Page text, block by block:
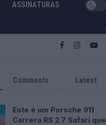
ASSINATURAS
Comments Latest
Este é um Porsche 911
Carrera RS 2.7 Safari que